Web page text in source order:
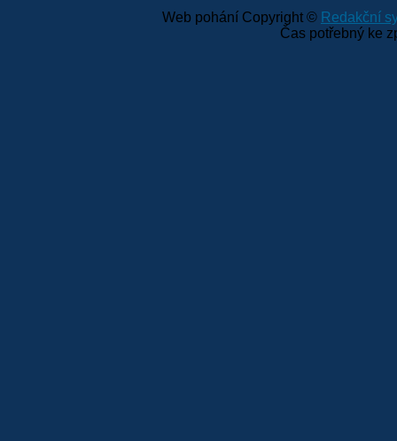
Web pohání Copyright © Redakční
Čas potřebný ke